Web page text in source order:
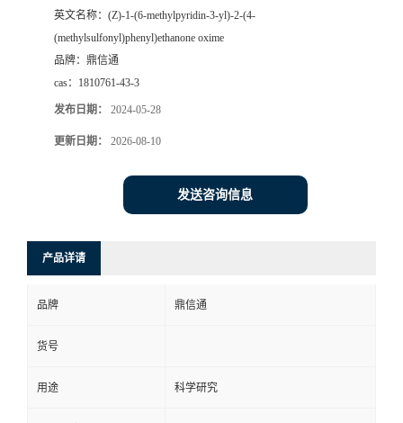
英文名称： (Z)-1-(6-methylpyridin-3-yl)-2-(4-
(methylsulfonyl)phenyl)ethanone oxime
品牌： 鼎信通
cas： 1810761-43-3
发布日期： 2024-05-28
更新日期： 2026-08-10
发送咨询信息
产品详请
品牌 鼎信通
货号
用途 科学研究